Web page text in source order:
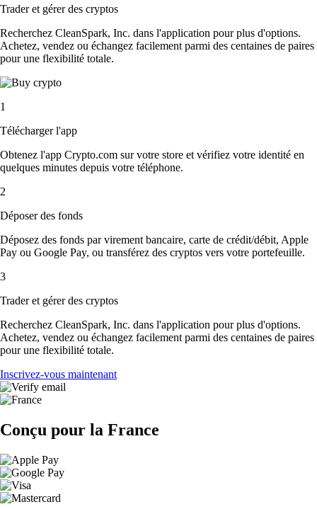
Trader et gérer des cryptos
Recherchez CleanSpark, Inc. dans l'application pour plus d'options.
Achetez, vendez ou échangez facilement parmi des centaines de paires
pour une flexibilité totale.
1
Télécharger l'app
Obtenez l'app Crypto.com sur votre store et vérifiez votre identité en
quelques minutes depuis votre téléphone.
2
Déposer des fonds
Déposez des fonds par virement bancaire, carte de crédit/débit, Apple
Pay ou Google Pay, ou transférez des cryptos vers votre portefeuille.
3
Trader et gérer des cryptos
Recherchez CleanSpark, Inc. dans l'application pour plus d'options.
Achetez, vendez ou échangez facilement parmi des centaines de paires
pour une flexibilité totale.
Inscrivez-vous maintenant
Conçu pour la France